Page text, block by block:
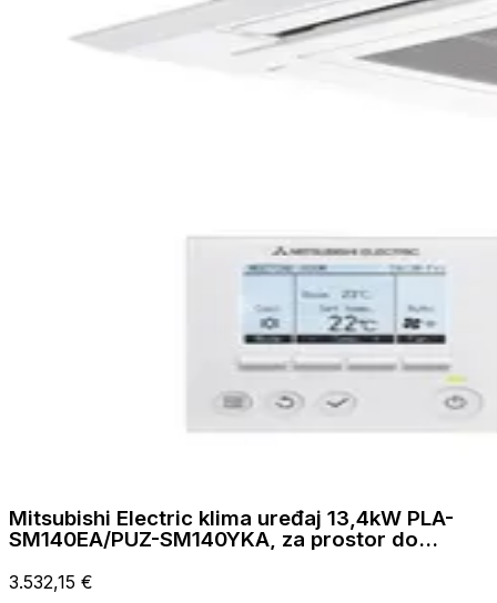
Mitsubishi Electric klima uređaj 13,4kW PLA-
SM140EA/PUZ-SM140YKA, za prostor do
3.532,15 €